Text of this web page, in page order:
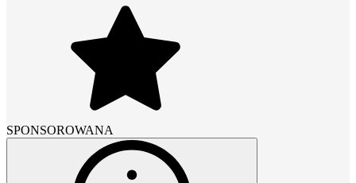
SPONSOROWANA